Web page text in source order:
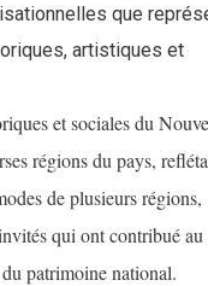
que
artistiques et
et sociales du
régions du pays,
de plusieurs régions,
qui ont contribué au
patrimoine national.